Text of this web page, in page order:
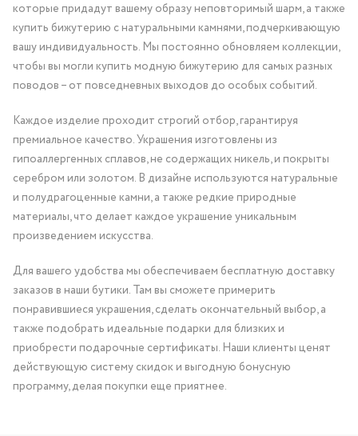
которые придадут вашему образу неповторимый шарм, а также
купить бижутерию с натуральными камнями, подчеркивающую
вашу индивидуальность. Мы постоянно обновляем коллекции,
чтобы вы могли купить модную бижутерию для самых разных
поводов – от повседневных выходов до особых событий.
Каждое изделие проходит строгий отбор, гарантируя
премиальное качество. Украшения изготовлены из
гипоаллергенных сплавов, не содержащих никель, и покрыты
серебром или золотом. В дизайне используются натуральные
и полудрагоценные камни, а также редкие природные
материалы, что делает каждое украшение уникальным
произведением искусства.
Для вашего удобства мы обеспечиваем бесплатную доставку
заказов в наши бутики. Там вы сможете примерить
понравившиеся украшения, сделать окончательный выбор, а
также подобрать идеальные подарки для близких и
приобрести подарочные сертификаты. Наши клиенты ценят
действующую систему скидок и выгодную бонусную
программу, делая покупки еще приятнее.